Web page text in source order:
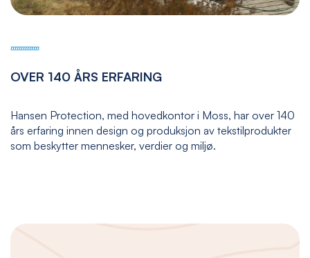
OVER 140 ÅRS ERFARING
Hansen Protection, med hovedkontor i Moss, har over 140
års erfaring innen design og produksjon av tekstilprodukter
som beskytter mennesker, verdier og miljø.